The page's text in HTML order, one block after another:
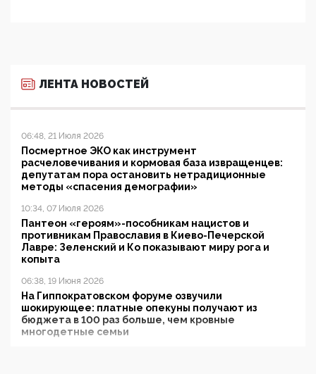
ЛЕНТА НОВОСТЕЙ
06:48, 21 Июля 2026
Посмертное ЭКО как инструмент
расчеловечивания и кормовая база извращенцев:
депутатам пора остановить нетрадиционные
методы «спасения демографии»
10:34, 07 Июля 2026
Пантеон «героям»-пособникам нацистов и
противникам Православия в Киево-Печерской
Лавре: Зеленский и Ко показывают миру рога и
копыта
06:38, 19 Июня 2026
На Гиппократовском форуме озвучили
шокирующее: платные опекуны получают из
бюджета в 100 раз больше, чем кровные
многодетные семьи